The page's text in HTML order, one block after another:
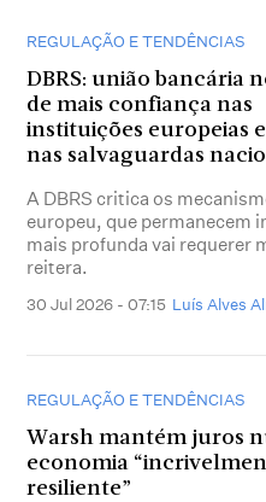
REGULAÇÃO E TENDÊNCIAS
DBRS: união bancária
de mais confiança nas
instituições europeias
nas salvaguardas
A DBRS critica os
europeu, que permanecem
mais profunda vai requerer
reitera.
30 Jul 2026 - 07:15 Luís Alves
REGULAÇÃO E TENDÊNCIAS
Warsh mantém juros
economia
resiliente”